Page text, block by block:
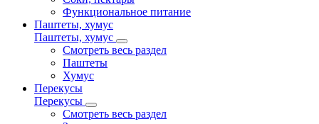
Функциональное питание
Паштеты, хумус
Паштеты, хумус
Смотреть весь раздел
Паштеты
Хумус
Перекусы
Перекусы
Смотреть весь раздел